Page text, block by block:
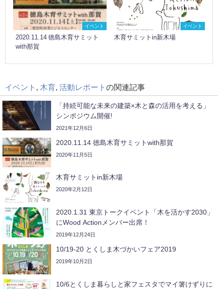
イベント
2020.11.14 徳島木育サミット
with那賀
イベント
木育サミットin新木場
イベント 木育 活動レポート の関連記事
「持続可能な未来の建築×木と森の活用を考える」
シンポジウム開催!
2021年12月6日
2020.11.14 徳島木育サミットwith那賀
2020年11月5日
木育サミットin新木場
2020年2月12日
2020.1.31 東京トークイベント「木を活かす2030」
にWood Actionメンバー出席！
2019年12月24日
10/19-20 とくしま木づかいフェア2019
2019年10月2日
10/6とくしま暮らしと家フェスタでマイ箸けずりに